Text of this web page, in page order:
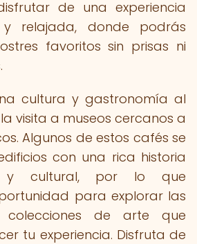
de una experiencia
relajada, donde podrás
favoritos sin prisas ni
cultura y gastronomía al
visita a museos cercanos a
Algunos de estos cafés se
con una rica historia
y cultural, por lo que
para explorar las
colecciones de arte que
tu experiencia. Disfruta de